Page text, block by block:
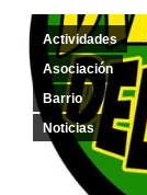
Actividades
Asociación
Barrio
Noticias